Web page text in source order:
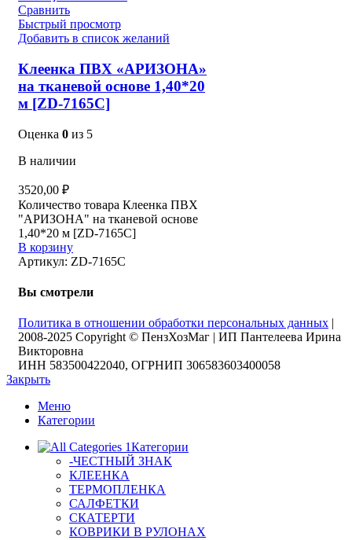
Сравнить
Быстрый просмотр
Добавить в список желаний
Клеенка ПВХ «АРИЗОНА»
на тканевой основе 1,40*20
м [ZD-7165C]
Оценка 0 из 5
В наличии
3520,00 ₽
Количество товара Клеенка ПВХ
"АРИЗОНА" на тканевой основе
1,40*20 м [ZD-7165C]
В корзину
Артикул: ZD-7165C
Вы смотрели
Политика в отношении обработки персональных данных |
2008-2025 Copyright © ПензХозМаг | ИП Пантелеева Ирина
Викторовна
ИНН 583500422040, ОГРНИП 306583603400058
Закрыть
Меню
Категории
Категории
-ЧЕСТНЫЙ ЗНАК
КЛЕЕНКА
ТЕРМОПЛЕНКА
САЛФЕТКИ
СКАТЕРТИ
КОВРИКИ В РУЛОНАХ